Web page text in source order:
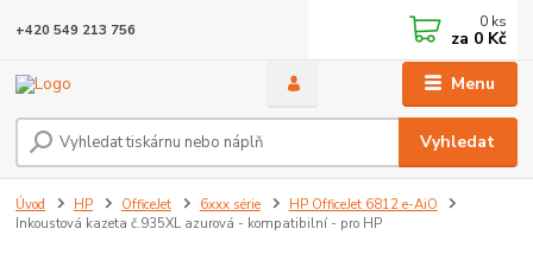
Menu
Vyhledat
+420 549 213 756 0 ks
za 0 Kč
Úvod HP OfficeJet 6xxx série
HP OfficeJet 6812 e-AiO
Inkoustová kazeta č.935XL azurová - kompatibilní - pro HP